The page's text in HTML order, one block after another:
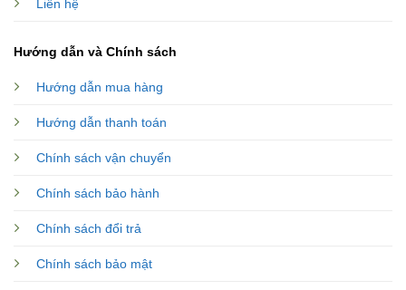
Liên hệ
Hướng dẫn và Chính sách
Hướng dẫn mua hàng
Hướng dẫn thanh toán
Chính sách vận chuyển
Chính sách bảo hành
Chính sách đổi trả
Chính sách bảo mật